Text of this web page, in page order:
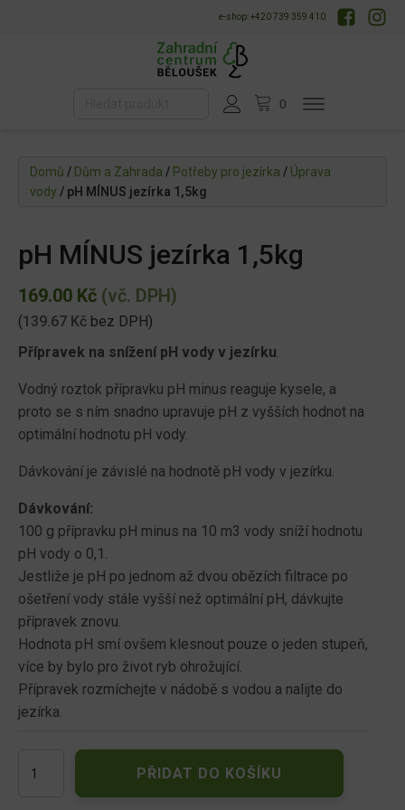
e-shop: +420 739 359 410
Domů / Dům a Zahrada / Potřeby pro jezírka / Úprava
vody / pH MÍNUS jezírka 1,5kg
pH MÍNUS jezírka 1,5kg
169.00 Kč (vč. DPH)
(139.67 Kč bez DPH)
Přípravek na snížení pH vody v jezírku.
Vodný roztok přípravku pH minus reaguje kysele, a
proto se s ním snadno upravuje pH z vyšších hodnot na
optimální hodnotu pH vody.
Dávkování je závislé na hodnotě pH vody v jezírku.
Dávkování:
100 g přípravku pH minus na 10 m3 vody sníží hodnotu
pH vody o 0,1.
Jestliže je pH po jednom až dvou obězích filtrace po
ošetření vody stále vyšší než optimální pH, dávkujte
přípravek znovu.
Hodnota pH smí ovšem klesnout pouze o jeden stupeň,
více by bylo pro život ryb ohrožující.
Přípravek rozmíchejte v nádobě s vodou a nalijte do
jezírka.
MÍNUS
PŘIDAT DO KOŠÍKU